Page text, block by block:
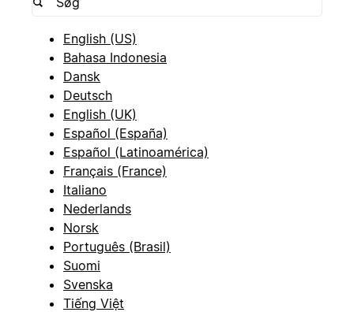
English (US)
Bahasa Indonesia
Dansk
Deutsch
English (UK)
Español (España)
Español (Latinoamérica)
Français (France)
Italiano
Nederlands
Norsk
Português (Brasil)
Suomi
Svenska
Tiếng Việt